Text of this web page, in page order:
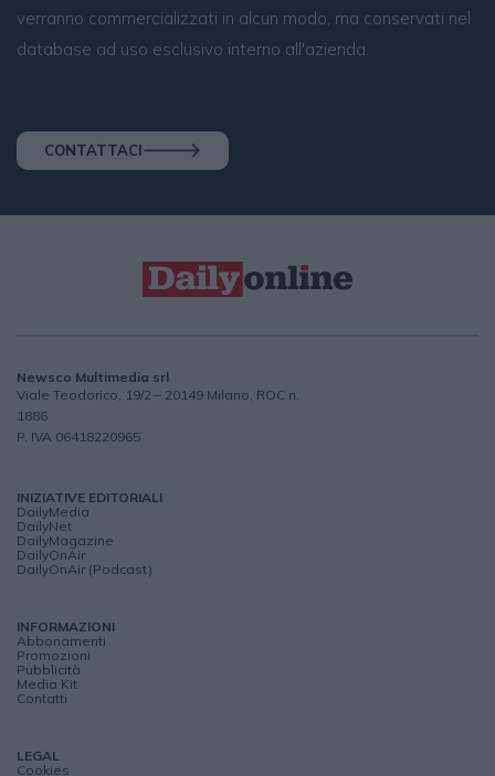
verranno commercializzati in alcun modo, ma conservati nel
database ad uso esclusivo interno all'azienda.
CONTATTACI
Newsco Multimedia srl
Viale Teodorico, 19/2 – 20149 Milano, ROC n.
1886
P. IVA 06418220965
INIZIATIVE EDITORIALI
DailyMedia
DailyNet
DailyMagazine
DailyOnAir
DailyOnAir (Podcast)
INFORMAZIONI
Abbonamenti
Promozioni
Pubblicità
Media Kit
Contatti
LEGAL
Cookies